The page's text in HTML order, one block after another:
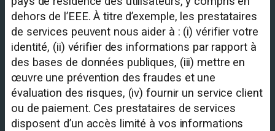
dehors de l’EEE. À titre d’exemple, les prestataires
de services peuvent nous aider à : (i) vérifier votre
identité, (ii) vérifier des informations par rapport à
des bases de données publiques, (iii) mettre en
œuvre une prévention des fraudes et une
évaluation des risques, (iv) fournir un service client
ou de paiement. Ces prestataires de services
disposent d’un accès limité à vos informations